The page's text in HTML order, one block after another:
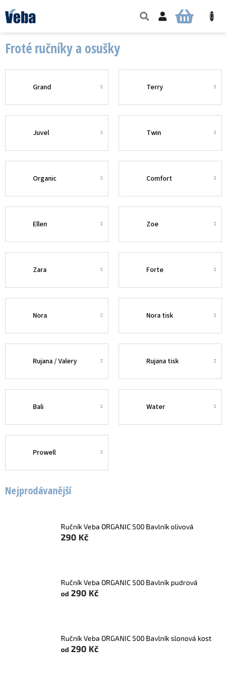
na
obsah
NÁKUPNÍ
Froté ručníky a osušky
Grand Terry
Juvel Twin
Organic Comfort
Ellen Zoe
Zara Forte
Nora Nora tisk
Rujana / Valery Rujana tisk
Bali Water
Prowell
Nejprodávanější
Ručník Veba ORGANIC 500 Bavlník olivová
290 Kč
Ručník Veba ORGANIC 500 Bavlník pudrová
od 290 Kč
Ručník Veba ORGANIC 500 Bavlník slonová kost
od 290 Kč